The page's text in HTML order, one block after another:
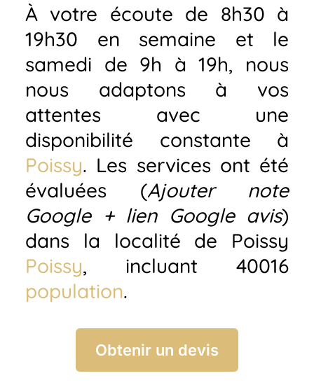
À votre écoute de 8h30 à
19h30 en semaine et le
samedi de 9h à 19h, nous
nous adaptons à vos
attentes avec une
disponibilité constante à
Poissy. Les services ont été
évaluées (Ajouter note
Google + lien Google avis)
dans la localité de Poissy
Poissy, incluant 40016
population.
Obtenir un devis